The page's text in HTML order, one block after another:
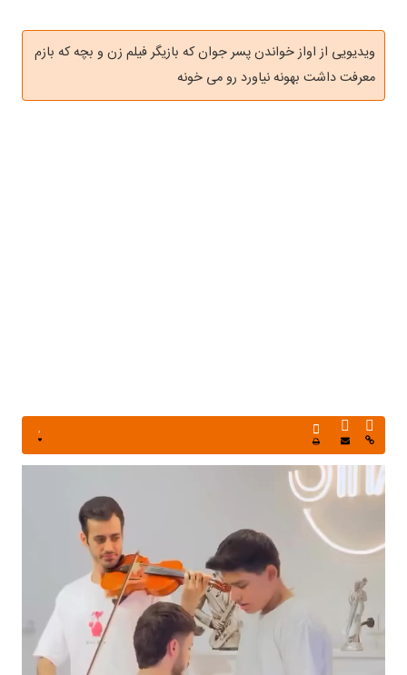
ویدیویی از اواز خواندن پسر جوان که بازیگر فیلم زن و بچه که بازم
معرفت داشت بهونه نیاورد رو می خونه